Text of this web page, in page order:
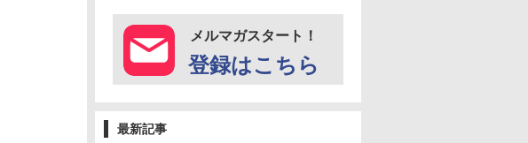
メルマガスタート！
登録はこちら
最新記事